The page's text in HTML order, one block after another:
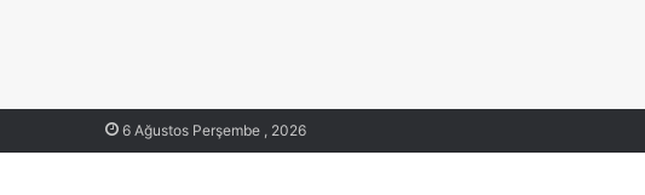
6 Ağustos Perşembe , 2026